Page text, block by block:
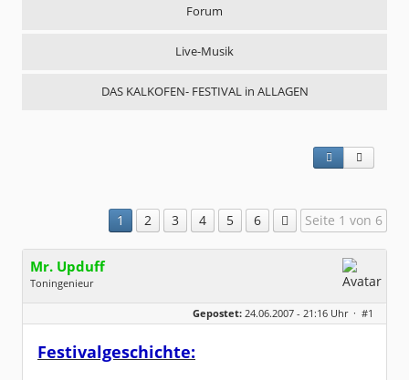
Forum
Live-Musik
DAS KALKOFEN- FESTIVAL in ALLAGEN
1 2 3 4 5 6 Seite 1 von 6
Mr. Upduff
Toningenieur
Geschlecht:
keine Angabe
Basemountainhome
Alter:
65
Beiträge:
Dabei seit:
02 / 2007
Gepostet: 24.06.2007 - 21:16 Uhr · #1
Festivalgeschichte: